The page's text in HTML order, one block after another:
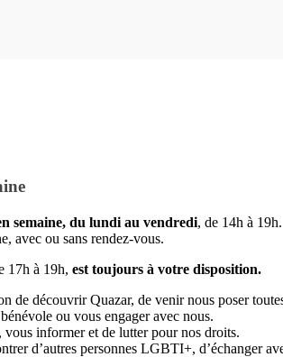
semaine, du lundi au vendredi, de 14h à 19h.
avec ou sans rendez-vous.
17h à 19h, est toujours à votre disposition.
de découvrir Quazar, de venir nous poser
ou vous engager avec nous.
informer et de lutter pour nos droits.
d’autres personnes LGBTI+, d’échanger